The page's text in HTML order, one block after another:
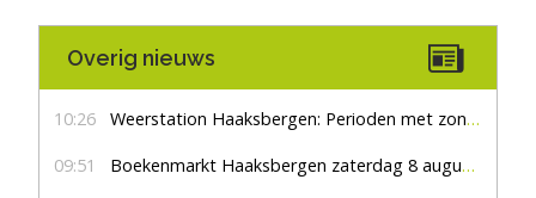
Overig nieuws
10:26 Weerstation Haaksbergen: Perioden met zon en droog
09:51 Boekenmarkt Haaksbergen zaterdag 8 augustus, marktplein Haaksbergen